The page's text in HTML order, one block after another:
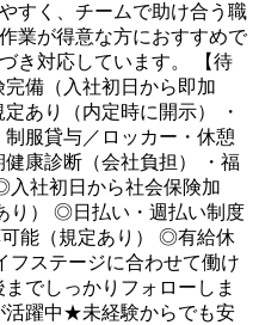
すく、チームで助け合う職
業が得意な方におすすめで
き対応しています。 【待
備（入社初日から即加
あり（内定時に開示） ・
服貸与／ロッカー・休憩
康診断（会社負担） ・福
社初日から社会保険加
り） ◎日払い・週払い制度
能（規定あり） ◎有給休
フステージに合わせて働け
でしっかりフォローしま
躍中★未経験からでも安